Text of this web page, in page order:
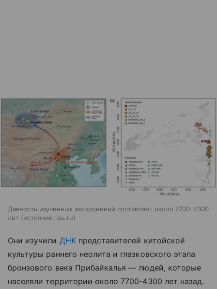
Давность изученных захоронений составляет около 7700–4300
лет
источник: isu.ru
Они изучили ДНКпредставителей китойской
культуры раннего неолита и глазковского этапа
бронзового века Прибайкалья — людей, которые
населяли территории около 7700-4300 лет назад.